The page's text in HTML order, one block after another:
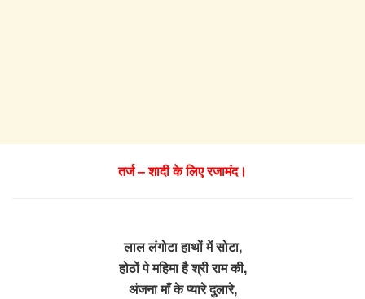
तर्ज – शादी के लिए रजामंद।
लाल लंगोटा हाथों में सोटा,
होठों पे महिमा है श्री राम की,
अंजना माँ के प्यारे दुलारे,